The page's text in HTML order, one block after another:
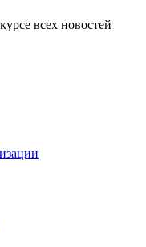
всех новостей